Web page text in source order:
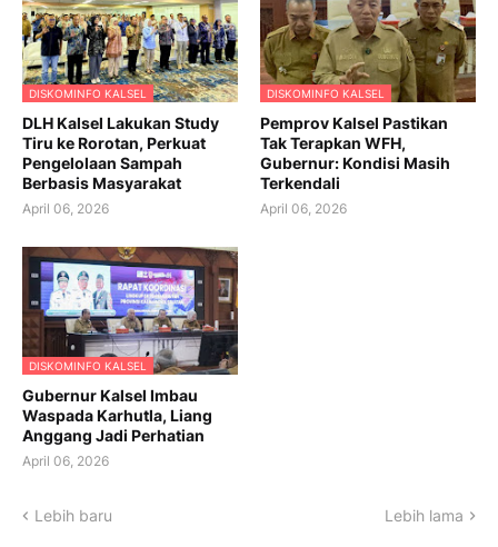
DISKOMINFO KALSEL
DLH Kalsel Lakukan Study
Tiru ke Rorotan, Perkuat
Pengelolaan Sampah
Berbasis Masyarakat
April 06, 2026
DISKOMINFO KALSEL
Pemprov Kalsel Pastikan
Tak Terapkan WFH,
Gubernur: Kondisi Masih
Terkendali
April 06, 2026
DISKOMINFO KALSEL
Gubernur Kalsel Imbau
Waspada Karhutla, Liang
Anggang Jadi Perhatian
April 06, 2026
Lebih baru Lebih lama